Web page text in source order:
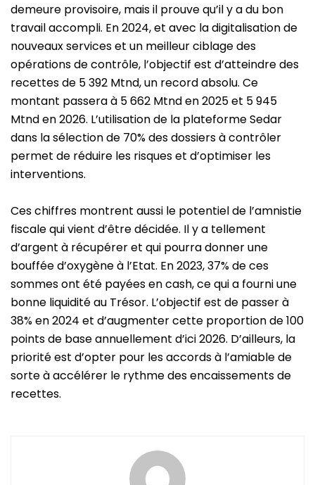
demeure provisoire, mais il prouve qu’il y a du bon
travail accompli. En 2024, et avec la digitalisation de
nouveaux services et un meilleur ciblage des
opérations de contrôle, l’objectif est d’atteindre des
recettes de 5 392 Mtnd, un record absolu. Ce
montant passera à 5 662 Mtnd en 2025 et 5 945
Mtnd en 2026. L’utilisation de la plateforme Sedar
dans la sélection de 70% des dossiers à contrôler
permet de réduire les risques et d’optimiser les
interventions.
Ces chiffres montrent aussi le potentiel de l’amnistie
fiscale qui vient d’être décidée. Il y a tellement
d’argent à récupérer et qui pourra donner une
bouffée d’oxygène à l’Etat. En 2023, 37% de ces
sommes ont été payées en cash, ce qui a fourni une
bonne liquidité au Trésor. L’objectif est de passer à
38% en 2024 et d’augmenter cette proportion de 100
points de base annuellement d’ici 2026. D’ailleurs, la
priorité est d’opter pour les accords à l’amiable de
sorte à accélérer le rythme des encaissements de
recettes.